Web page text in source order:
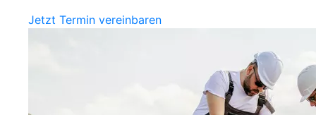
Jetzt Termin vereinbaren